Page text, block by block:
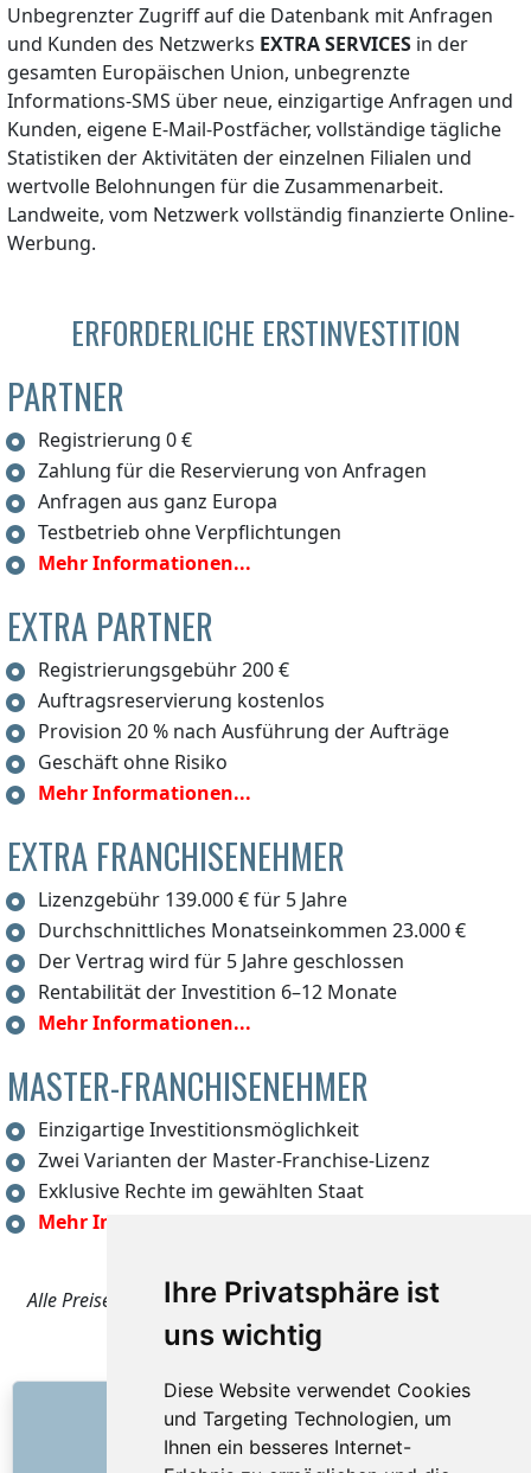
Ihre Privatsphäre ist
uns wichtig
Diese Website verwendet Cookies
und Targeting Technologien, um
Ihnen ein besseres Internet-
Unbegrenzter Zugriff auf die Datenbank mit Anfragen
und Kunden des Netzwerks EXTRA SERVICES in der
gesamten Europäischen Union, unbegrenzte
Informations-SMS über neue, einzigartige Anfragen und
Kunden, eigene E-Mail-Postfächer, vollständige tägliche
Statistiken der Aktivitäten der einzelnen Filialen und
wertvolle Belohnungen für die Zusammenarbeit.
Landweite, vom Netzwerk vollständig finanzierte Online-
Werbung.
ERFORDERLICHE ERSTINVESTITION
PARTNER
Registrierung 0 €
Zahlung für die Reservierung von Anfragen
Anfragen aus ganz Europa
Testbetrieb ohne Verpflichtungen
Mehr Informationen...
EXTRA PARTNER
Registrierungsgebühr 200 €
Auftragsreservierung kostenlos
Provision 20 % nach Ausführung der Aufträge
Geschäft ohne Risiko
Mehr Informationen...
EXTRA FRANCHISENEHMER
Lizenzgebühr 139.000 € für 5 Jahre
Durchschnittliches Monatseinkommen 23.000 €
Der Vertrag wird für 5 Jahre geschlossen
Rentabilität der Investition 6–12 Monate
Mehr Informationen...
MASTER-FRANCHISENEHMER
Einzigartige Investitionsmöglichkeit
Zwei Varianten der Master-Franchise-Lizenz
Exklusive Rechte im gewählten Staat
Mehr Informationen...
Alle Preise verstehen sich zuzüglich 21 % Mehrwertsteuer.
LINKS
Über uns